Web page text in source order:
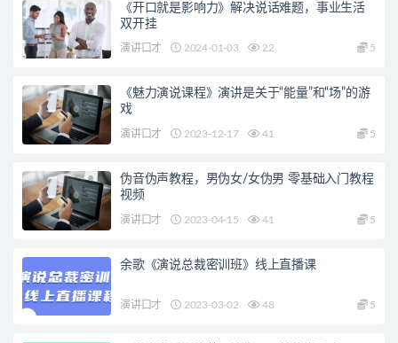
《开口就是影响力》解决说话难题，事业生活
双开挂
演讲口才 2024-01-03 22 5
《魅力演说课程》演讲是关于“能量”和“场”的游
戏
演讲口才 2023-12-17 41 5
伪音伪声教程，男伪女/女伪男 零基础入门教程
视频
演讲口才 2023-04-15 41 5
余歌《演说总裁密训班》线上直播课
演讲口才 2023-03-02 48 5